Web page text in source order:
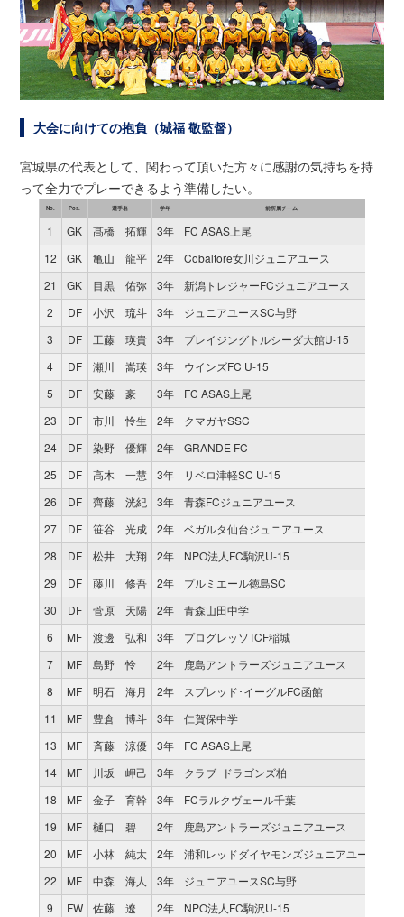
大会に向けての抱負（城福 敬監督）
宮城県の代表として、関わって頂いた方々に感謝の気持ちを持
って全力でプレーできるよう準備したい。
No. Pos. 選手名 学年 前所属チーム
1 GK 髙橋 拓輝 3年 FC ASAS上尾
12
GK 亀山 龍平 2年 Cobaltore女川ジュニアユース
21
GK 目黒 佑弥 3年 新潟トレジャーFCジュニアユース
2
DF 小沢 琉斗 3年 ジュニアユースSC与野
3
DF 工藤 瑛貴 3年 ブレイジングトルシーダ大館U-15
4
DF 瀬川 嵩瑛 3年 ウインズFC U-15
5
DF 安藤 豪 3年 FC ASAS上尾
23
DF 市川 怜生 2年 クマガヤSSC
24
DF 染野 優輝 2年 GRANDE FC
25
DF 高木 一慧 3年 リベロ津軽SC U-15
26
DF 齊藤 洸紀 3年 青森FCジュニアユース
27
DF 笹谷 光成 2年 ベガルタ仙台ジュニアユース
28
DF 松井 大翔 2年 NPO法人FC駒沢U-15
29
DF 藤川 修吾 2年 プルミエール徳島SC
30
DF 菅原 天陽 2年 青森山田中学
6
MF 渡邊 弘和 3年 プログレッソTCF稲城
7
MF 島野 怜 2年 鹿島アントラーズジュニアユース
8
MF 明石 海月 2年 スプレッド･イーグルFC函館
11
MF 豊倉 博斗 3年 仁賀保中学
13
MF 斉藤 涼優 3年 FC ASAS上尾
14
MF 川坂 岬己 3年 クラブ･ドラゴンズ柏
18
MF 金子 育幹 3年 FCラルクヴェール千葉
19
MF 樋口 碧 2年 鹿島アントラーズジュニアユース
20
MF 小林 純太 2年 浦和レッドダイヤモンズジュニアユース
22
MF 中森 海人 3年 ジュニアユースSC与野
9
FW 佐藤 遼 2年 NPO法人FC駒沢U-15